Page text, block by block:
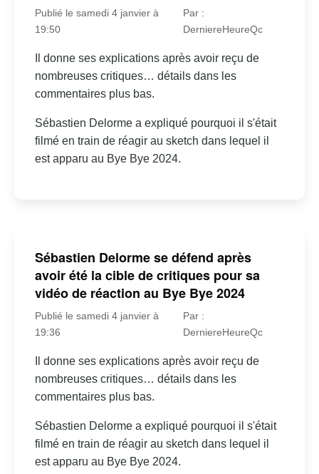
Publié le samedi 4 janvier à
19:50
Par :
DerniereHeureQc
Il donne ses explications après avoir reçu de
nombreuses critiques… détails dans les
commentaires plus bas.
Sébastien Delorme a expliqué pourquoi il s'était
filmé en train de réagir au sketch dans lequel il
est apparu au Bye Bye 2024.
Sébastien Delorme se défend après
avoir été la cible de critiques pour sa
vidéo de réaction au Bye Bye 2024
Publié le samedi 4 janvier à
19:36
Par :
DerniereHeureQc
Il donne ses explications après avoir reçu de
nombreuses critiques… détails dans les
commentaires plus bas.
Sébastien Delorme a expliqué pourquoi il s'était
filmé en train de réagir au sketch dans lequel il
est apparu au Bye Bye 2024.